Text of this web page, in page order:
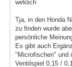
wirklich
Tja, in den Honda
zu finden wurde
persönliche
Es gibt auch
"Microfischen" und
Ventilspiel 0,15 /